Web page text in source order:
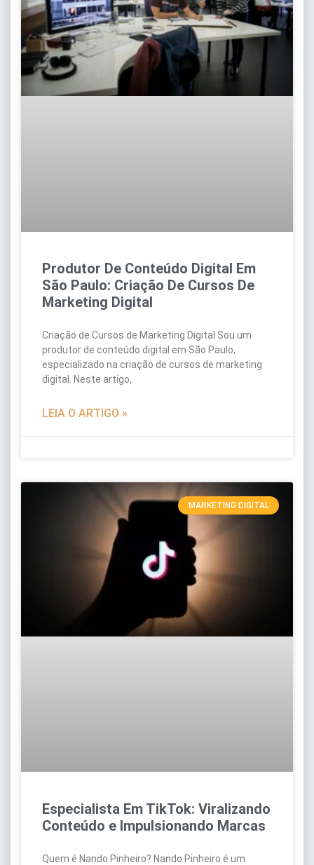
Produtor De Conteúdo Digital Em
São Paulo: Criação De Cursos De
Marketing Digital
Criação de Cursos de Marketing Digital Sou um
produtor de conteúdo digital em São Paulo,
especializado na criação de cursos de marketing
digital. Neste artigo,
LEIA O ARTIGO »
MARKETING DIGITAL
Especialista Em TikTok: Viralizando
Conteúdo e Impulsionando Marcas
Quem é Nando Pinheiro? Nando Pinheiro é um